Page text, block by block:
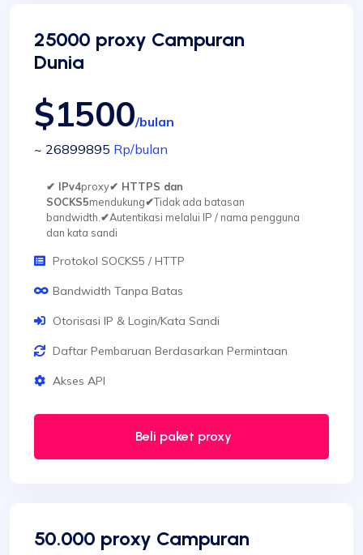
25000 proxy Campuran
Dunia
$1500/bulan
~ 26899895 Rp/bulan
✔ IPv4proxy✔ HTTPS dan
SOCKS5mendukung✔Tidak ada batasan
bandwidth.✔Autentikasi melalui IP / nama pengguna
dan kata sandi
Protokol SOCKS5 / HTTP
Bandwidth Tanpa Batas
Otorisasi IP & Login/Kata Sandi
Daftar Pembaruan Berdasarkan Permintaan
Akses API
Beli paket proxy
50.000 proxy Campuran